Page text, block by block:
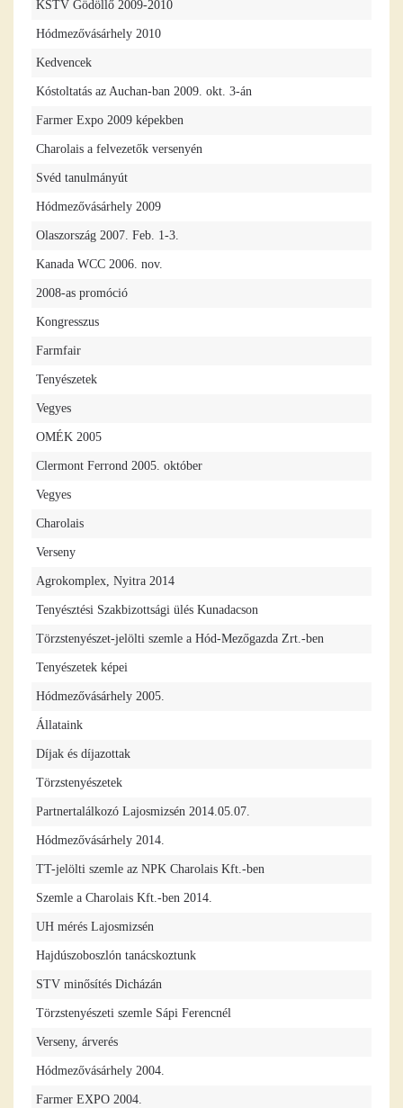
KSTV Gödöllő 2009-2010
Hódmezővásárhely 2010
Kedvencek
Kóstoltatás az Auchan-ban 2009. okt. 3-án
Farmer Expo 2009 képekben
Charolais a felvezetők versenyén
Svéd tanulmányút
Hódmezővásárhely 2009
Olaszország 2007. Feb. 1-3.
Kanada WCC 2006. nov.
2008-as promóció
Kongresszus
Farmfair
Tenyészetek
Vegyes
OMÉK 2005
Clermont Ferrond 2005. október
Vegyes
Charolais
Verseny
Agrokomplex, Nyitra 2014
Tenyésztési Szakbizottsági ülés Kunadacson
Törzstenyészet-jelölti szemle a Hód-Mezőgazda Zrt.-ben
Tenyészetek képei
Hódmezővásárhely 2005.
Állataink
Díjak és díjazottak
Törzstenyészetek
Partnertalálkozó Lajosmizsén 2014.05.07.
Hódmezővásárhely 2014.
TT-jelölti szemle az NPK Charolais Kft.-ben
Szemle a Charolais Kft.-ben 2014.
UH mérés Lajosmizsén
Hajdúszoboszlón tanácskoztunk
STV minősítés Dicházán
Törzstenyészeti szemle Sápi Ferencnél
Verseny, árverés
Hódmezővásárhely 2004.
Farmer EXPO 2004.